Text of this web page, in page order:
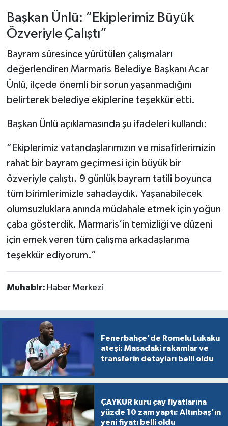
Başkan Ünlü: “Ekiplerimiz Büyük
Özveriyle Çalıştı”
Bayram süresince yürütülen çalışmaları
değerlendiren Marmaris Belediye Başkanı Acar
Ünlü, ilçede önemli bir sorun yaşanmadığını
belirterek belediye ekiplerine teşekkür etti.
Başkan Ünlü açıklamasında şu ifadeleri kullandı:
“Ekiplerimiz vatandaşlarımızın ve misafirlerimizin
rahat bir bayram geçirmesi için büyük bir
özveriyle çalıştı. 9 günlük bayram tatili boyunca
tüm birimlerimizle sahadaydık. Yaşanabilecek
olumsuzluklara anında müdahale etmek için yoğun
çaba gösterdik. Marmaris’in temizliği ve düzeni
için emek veren tüm çalışma arkadaşlarıma
teşekkür ediyorum.”
Muhabir: Haber Merkezi
Fenerbahçe'de Romelu Lukaku
ateşi: Masadaki rakamlar ve
transferin detayları belli oldu
ÇAYKUR kuru çay fiyatlarına
yüzde 10 zam yaptı: Altınbaş'ın
yeni fiyatı belli oldu